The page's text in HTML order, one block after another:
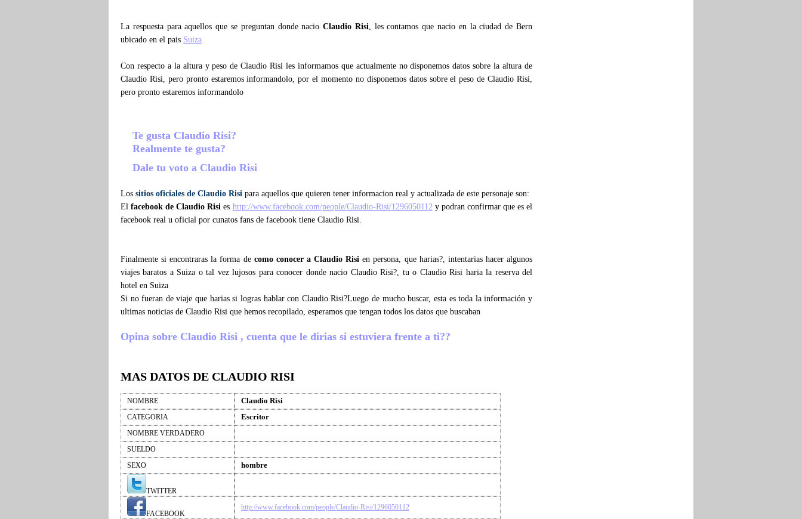
La respuesta para aquellos que se preguntan donde nacioClaudio Risi, les contamos que nacio en la ciudad de Bern
ubicado en el pais Suiza
Con respecto a la altura y peso de Claudio Risi les informamos que actualmente no disponemos datos sobre la altura de
Claudio Risi, pero pronto estaremos informandolo, por el momento no disponemos datos sobre el peso de Claudio Risi,
pero pronto estaremos informandolo
Te gusta Claudio Risi?
Realmente te gusta?
Dale tu voto a Claudio Risi
Los sitios oficiales de Claudio Risi para aquellos que quieren tener informacion real y actualizada de este personaje son:
Elfacebook de Claudio Risi es http://www.facebook.com/people/Claudio-Risi/1296050112y podran confirmar que es el
facebook real u oficial por cunatos fans de facebook tiene Claudio Risi.
Finalmente si encontraras la forma de como conocer a Claudio Risi en persona, que harias?, intentarias hacer algunos
viajes baratos a Suiza o tal vez lujosos para conocer donde nacio Claudio Risi?, tu o Claudio Risi haria la reserva del
hotel en Suiza
Si no fueran de viaje que harias si logras hablar con Claudio Risi?Luego de mucho buscar, esta es toda la información y
ultimas noticias de Claudio Risi que hemos recopilado, esperamos que tengan todos los datos que buscaban
Opina sobre Claudio Risi , cuenta que le dirias si estuviera frente a ti??
MAS DATOS DE CLAUDIO RISI
NOMBRE Claudio Risi
CATEGORIA Escritor
NOMBRE VERDADERO
SUELDO
SEXO
hombre
TWITTER
FACEBOOK
http://www.facebook.com/people/Claudio-Risi/1296050112